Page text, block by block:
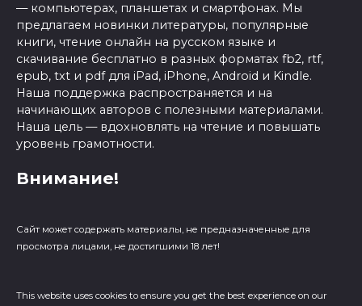
— компьютерах, планшетах и смартфонах. Мы
предлагаем новинки литературы, популярные
книги, чтение онлайн на русском языке и
скачивание бесплатно в разных форматах fb2, rtf,
epub, txt и pdf для iPad, iPhone, Android и Kindle.
Наша поддержка распространяется и на
начинающих авторов с полезными материалами.
Наша цель — вдохновлять на чтение и повышать
уровень грамотности.
Внимание!
Сайт может содержать материалы, не предназначенные для
просмотра лицами, не достигшими 18 лет!
This website uses cookies to ensure you get the best experience on our